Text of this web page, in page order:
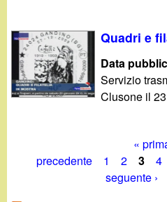
Quadri e
Data
Servizio
Clusone il
«
precedente
1 2 3 4
seguente ›